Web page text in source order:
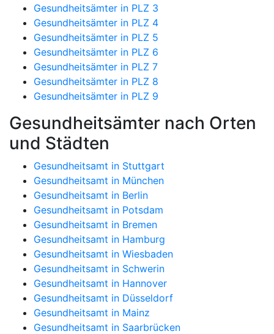
Gesundheitsämter in PLZ 3
Gesundheitsämter in PLZ 4
Gesundheitsämter in PLZ 5
Gesundheitsämter in PLZ 6
Gesundheitsämter in PLZ 7
Gesundheitsämter in PLZ 8
Gesundheitsämter in PLZ 9
Gesundheitsämter nach Orten
und Städten
Gesundheitsamt in Stuttgart
Gesundheitsamt in München
Gesundheitsamt in Berlin
Gesundheitsamt in Potsdam
Gesundheitsamt in Bremen
Gesundheitsamt in Hamburg
Gesundheitsamt in Wiesbaden
Gesundheitsamt in Schwerin
Gesundheitsamt in Hannover
Gesundheitsamt in Düsseldorf
Gesundheitsamt in Mainz
Gesundheitsamt in Saarbrücken